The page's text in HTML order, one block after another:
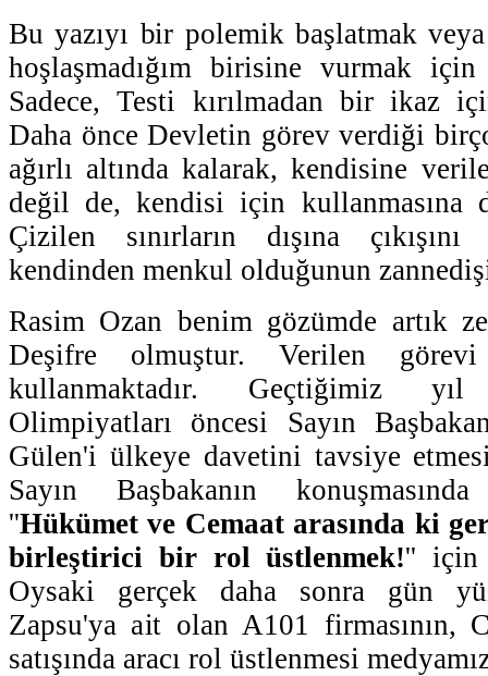
Bu yazıyı bir polemik başlatmak
hoşlaşmadığım birisine vurmak
Sadece, Testi kırılmadan bir ikaz
Daha önce Devletin görev verdiği
ağırlı altında kalarak, kendisine
değil de, kendisi için kullanmasına
Çizilen sınırların dışına
kendinden menkul olduğunun
Rasim Ozan benim gözümde artık
Deşifre olmuştur. Verilen
kullanmaktadır. Geçtiğimiz
Olimpiyatları öncesi Sayın
Gülen'i ülkeye davetini tavsiye
Sayın Başbakanın
''Hükümet ve Cemaat arasında ki
birleştirici bir rol üstlenmek!'' için
Oysaki gerçek daha sonra gün
Zapsu'ya ait olan A101 firmasının,
satışında aracı rol üstlenmesi